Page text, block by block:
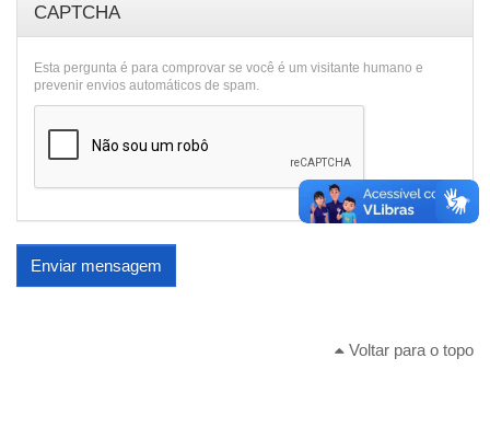
CAPTCHA
Esta pergunta é para comprovar se você é um visitante humano e
prevenir envios automáticos de spam.
Enviar mensagem
Voltar para o topo